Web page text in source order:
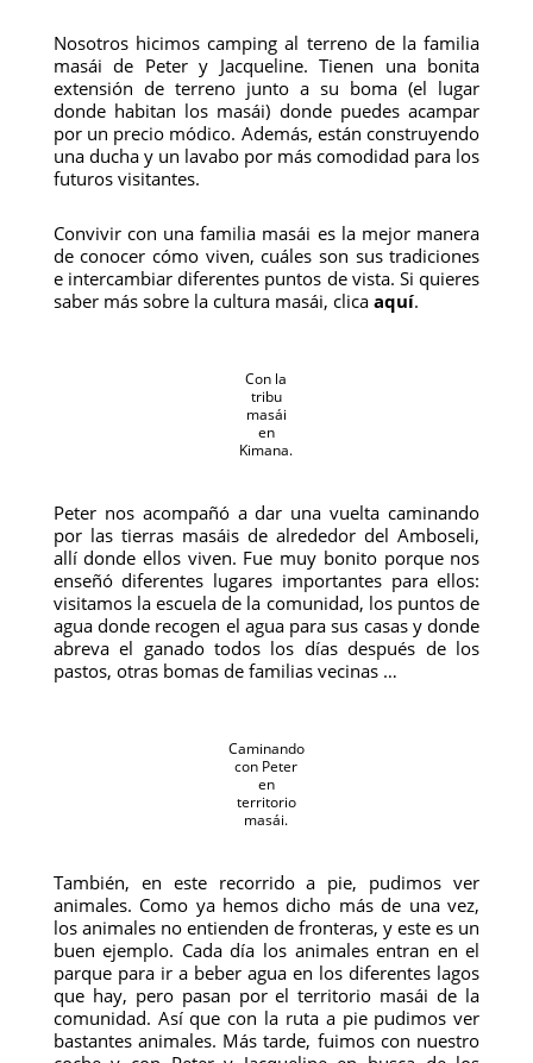
Nosotros hicimos camping al terreno de la familia
masái de Peter y Jacqueline. Tienen una bonita
extensión de terreno junto a su boma (el lugar
donde habitan los masái) donde puedes acampar
por un precio módico. Además, están construyendo
una ducha y un lavabo por más comodidad para los
futuros visitantes.
Convivir con una familia masái es la mejor manera
de conocer cómo viven, cuáles son sus tradiciones
e intercambiar diferentes puntos de vista. Si quieres
saber más sobre la cultura masái, clica aquí.
Con la
tribu
masái
en
Kimana.
Peter nos acompañó a dar una vuelta caminando
por las tierras masáis de alrededor del Amboseli,
allí donde ellos viven. Fue muy bonito porque nos
enseñó diferentes lugares importantes para ellos:
visitamos la escuela de la comunidad, los puntos de
agua donde recogen el agua para sus casas y donde
abreva el ganado todos los días después de los
pastos, otras bomas de familias vecinas …
Caminando
con Peter
en
territorio
masái.
También, en este recorrido a pie, pudimos ver
animales. Como ya hemos dicho más de una vez,
los animales no entienden de fronteras, y este es un
buen ejemplo. Cada día los animales entran en el
parque para ir a beber agua en los diferentes lagos
que hay, pero pasan por el territorio masái de la
comunidad. Así que con la ruta a pie pudimos ver
bastantes animales. Más tarde, fuimos con nuestro